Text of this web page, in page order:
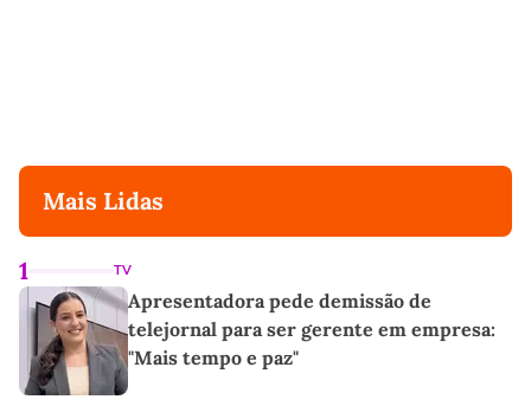
Mais Lidas
1 TV
Apresentadora pede demissão de
telejornal para ser gerente em empresa:
"Mais tempo e paz"